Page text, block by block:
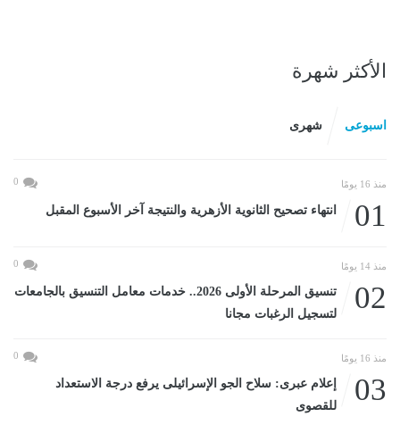
الأكثر شهرة
اسبوعى شهرى
منذ 16 يومًا 0
01 انتهاء تصحيح الثانوية الأزهرية والنتيجة آخر الأسبوع المقبل
منذ 14 يومًا 0
02
تنسيق المرحلة الأولى 2026.. خدمات معامل التنسيق بالجامعات
لتسجيل الرغبات مجانا
منذ 16 يومًا 0
03
إعلام عبرى: سلاح الجو الإسرائيلى يرفع درجة الاستعداد
للقصوى